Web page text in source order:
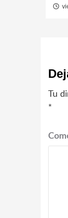
Tu
*